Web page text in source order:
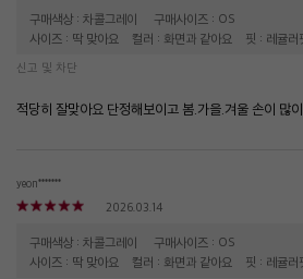
구매색상 : 차콜그레이
구매사이즈 : OS
사이즈 : 딱 맞아요
컬러 : 화면과 같아요 핏 : 레귤러
신고 및 차단
적당히 잘맞아요 단정해보이고 봄.가을.겨울 손이 많
yeon*******
2026.03.14
구매색상 : 차콜그레이
구매사이즈 : OS
사이즈 : 딱 맞아요
컬러 : 화면과 같아요 핏 : 레귤러